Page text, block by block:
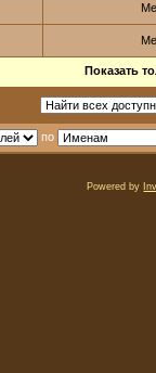
Показать
по
Powered by